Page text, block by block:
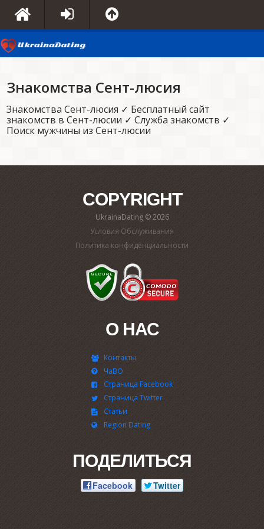
Знакомства Сент-люсия
Знакомства Сент-люсия ✓ Бесплатный сайт
знакомств в Сент-люсии ✓ Служба знакомств ✓
Поиск мужчины из Сент-люсии
COPYRIGHT
UkrainaDating © 2026
Условия Обслуживания
Политика конфиденциальности
О НАС
Контакты
ЧаВО
Страница Facebook
Страница Twitter
Статьи
Region Dating
ПОДЕЛИТЬСЯ
Facebook Twitter